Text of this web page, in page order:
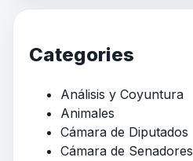
Categories
Análisis y Coyuntura
Animales
Cámara de Diputados
Cámara de Senadores